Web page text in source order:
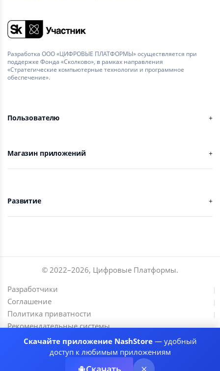
Разработка ООО «ЦИФРОВЫЕ ПЛАТФОРМЫ» осуществляется при
поддержке Фонда «Сколково», в рамках направления
«Стратегические компьютерные технологии и программное
обеспечение».
Пользователю
Магазин приложений
Развитие
© 2022–2026, Цифровые Платформы.
Разработчики
Соглашение
Политика приватности
Рекомендательные системы
Скачайте приложение NashStore— удобный
доступ к любимым приложениям